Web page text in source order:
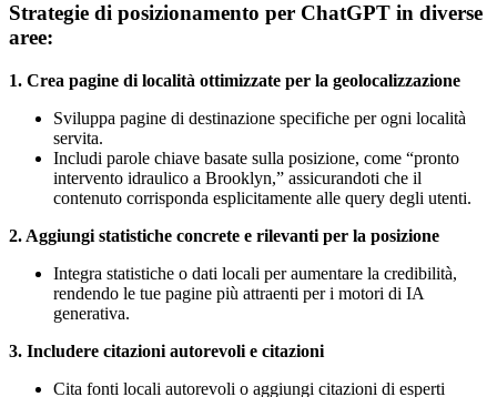
Strategie di posizionamento per ChatGPT in diverse
aree:
1. Crea pagine di località ottimizzate per la geolocalizzazione
Sviluppa pagine di destinazione specifiche per ogni località
servita.
Includi parole chiave basate sulla posizione, come “pronto
intervento idraulico a Brooklyn,” assicurandoti che il
contenuto corrisponda esplicitamente alle query degli utenti.
2. Aggiungi statistiche concrete e rilevanti per la posizione
Integra statistiche o dati locali per aumentare la credibilità,
rendendo le tue pagine più attraenti per i motori di IA
generativa.
3. Includere citazioni autorevoli e citazioni
Cita fonti locali autorevoli o aggiungi citazioni di esperti